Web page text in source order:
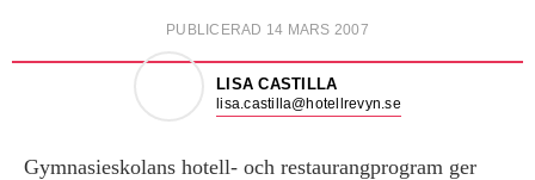
PUBLICERAD 14 MARS 2007
LISA CASTILLA
lisa.castilla@hotellrevyn.se
Gymnasieskolans hotell- och restaurangprogram ger